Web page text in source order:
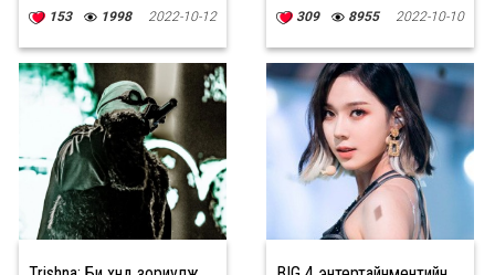
700,000 ам.доллараар
153 1998 2022-10-12 309 8955 2022-10-10